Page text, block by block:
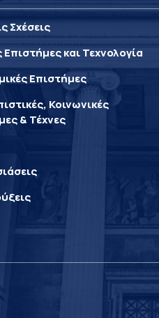
Σχέσεις
Επιστήμες και Τεχνολογία
Επιστήμες
Κοινωνικές
& Τέχνες